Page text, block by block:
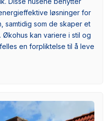
løsninger for
samtidig som de skaper et
Økohus kan variere i stil og
en forpliktelse til å leve